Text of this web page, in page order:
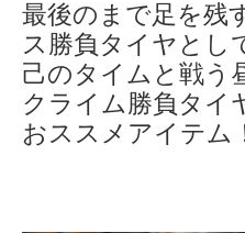
最後のまで足を残
ス勝負タイヤとし
己のタイムと戦う
クライム勝負タイ
おススメアイテム